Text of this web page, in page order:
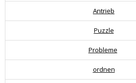
Antrieb
Puzzle
Probleme
ordnen